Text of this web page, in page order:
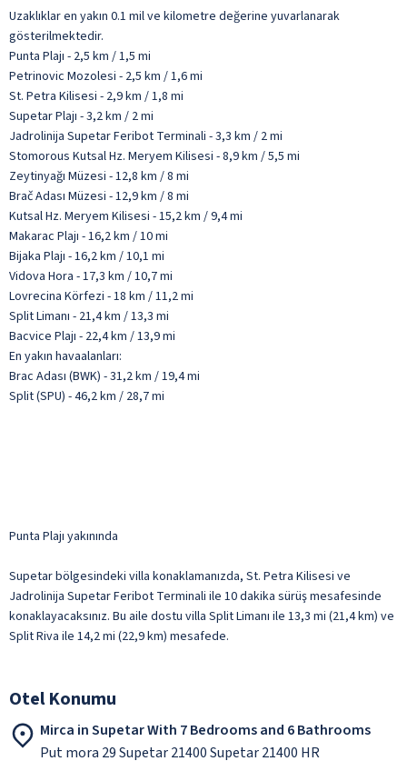
Uzaklıklar en yakın 0.1 mil ve kilometre değerine yuvarlanarak
gösterilmektedir.
Punta Plajı - 2,5 km / 1,5 mi
Petrinovic Mozolesi - 2,5 km / 1,6 mi
St. Petra Kilisesi - 2,9 km / 1,8 mi
Supetar Plajı - 3,2 km / 2 mi
Jadrolinija Supetar Feribot Terminali - 3,3 km / 2 mi
Stomorous Kutsal Hz. Meryem Kilisesi - 8,9 km / 5,5 mi
Zeytinyağı Müzesi - 12,8 km / 8 mi
Brač Adası Müzesi - 12,9 km / 8 mi
Kutsal Hz. Meryem Kilisesi - 15,2 km / 9,4 mi
Makarac Plajı - 16,2 km / 10 mi
Bijaka Plajı - 16,2 km / 10,1 mi
Vidova Hora - 17,3 km / 10,7 mi
Lovrecina Körfezi - 18 km / 11,2 mi
Split Limanı - 21,4 km / 13,3 mi
Bacvice Plajı - 22,4 km / 13,9 mi
En yakın havaalanları:
Brac Adası (BWK) - 31,2 km / 19,4 mi
Split (SPU) - 46,2 km / 28,7 mi
Punta Plajı yakınında
Supetar bölgesindeki villa konaklamanızda, St. Petra Kilisesi ve
Jadrolinija Supetar Feribot Terminali ile 10 dakika sürüş mesafesinde
konaklayacaksınız. Bu aile dostu villa Split Limanı ile 13,3 mi (21,4 km) ve
Split Riva ile 14,2 mi (22,9 km) mesafede.
Otel Konumu
Mirca in Supetar With 7 Bedrooms and 6 Bathrooms
Put mora 29 Supetar 21400 Supetar 21400 HR